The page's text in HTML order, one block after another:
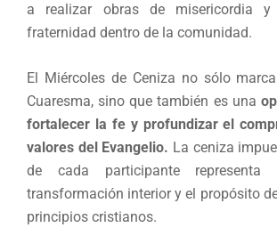
a realizar obras de misericordia
fraternidad dentro de la comunidad.
El Miércoles de Ceniza no sólo
Cuaresma, sino que también es una
fortalecer la fe y profundizar el
valores del Evangelio. La ceniza
de cada participante
transformación interior y el propósito
principios cristianos.